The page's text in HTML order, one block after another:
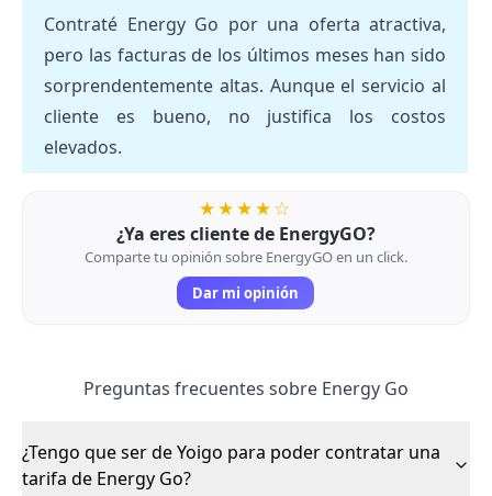
Contraté Energy Go por una oferta atractiva,
pero las facturas de los últimos meses han sido
sorprendentemente altas. Aunque el servicio al
cliente es bueno, no justifica los costos
elevados.
★★★★☆
¿Ya eres cliente de EnergyGO?
Comparte tu opinión sobre EnergyGO en un click.
Dar mi opinión
Preguntas frecuentes sobre Energy Go
¿Tengo que ser de Yoigo para poder contratar una
tarifa de Energy Go?